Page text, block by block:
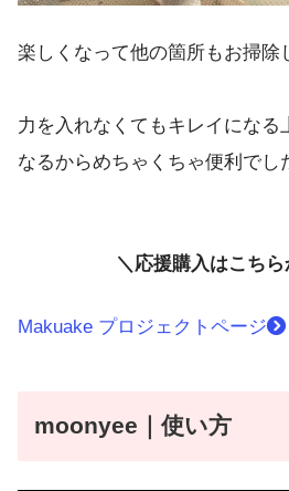
楽しくなって他の箇所もお掃除
力を入れなくてもキレイになる
なるからめちゃくちゃ便利でし
＼応援購入はこち
Makuake プロジェクトページ
moonyee｜使い方